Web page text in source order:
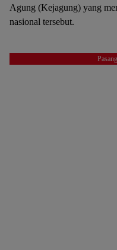
Agung (Kejagung) yang
nasional tersebut.